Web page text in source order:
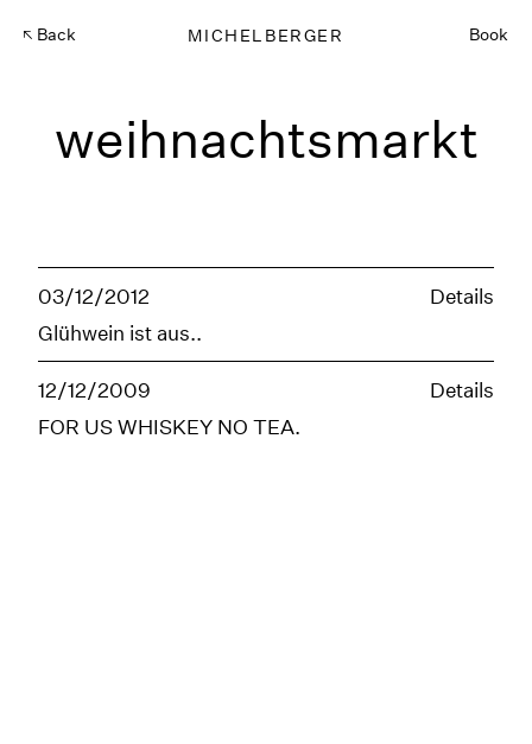
Back MICHELBERGER Book
weihnachtsmarkt
03/12/2012
Details
Glühwein ist aus..
12/12/2009
Details
FOR US WHISKEY NO TEA.